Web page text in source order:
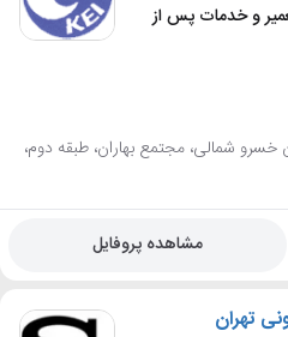
و خدمات پس از
خیابان خسرو شمالی، مجتمع بهاران، طبقه دوم،
مشاهده پروفایل
تهران